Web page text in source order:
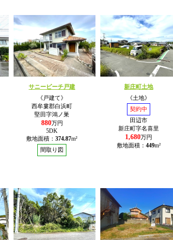
サニービーチ戸建
《戸建て》
西牟婁郡白浜町
堅田字鴻ノ巣
880万円
5DK
敷地面積：374.87m²
間取り図
新庄町土地
《土地》
契約中
田辺市
新庄町字名喜里
1,680万円
敷地面積： 449m²